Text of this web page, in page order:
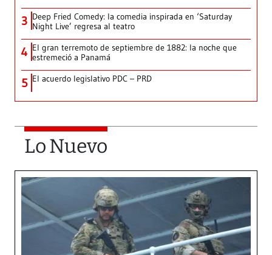
3 Deep Fried Comedy: la comedia inspirada en ‘Saturday
Night Live’ regresa al teatro
4 El gran terremoto de septiembre de 1882: la noche que
estremeció a Panamá
5 El acuerdo legislativo PDC – PRD
Lo Nuevo